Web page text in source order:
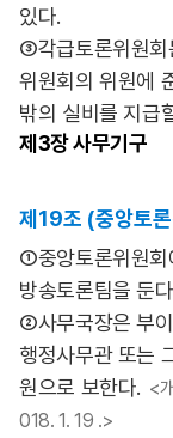
있다.
③각급토론위원회
위원회의 위원에
밖의 실비를 지급
제3장사무기구
제19조 (중앙토
①중앙토론위원회
방송토론팀을 둔
②사무국장은 부
행정사무관 또는
원으로 보한다. <
018. 1. 19 .>